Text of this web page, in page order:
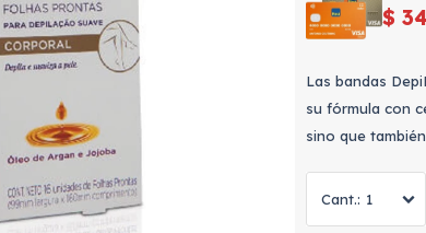
$
Las bandas
su fórmula con
sino que
1